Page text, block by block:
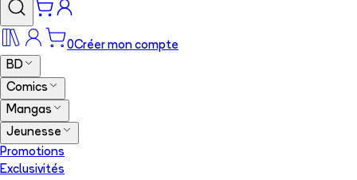
0Créer mon compte
BD
Comics
Mangas
Jeunesse
Promotions
Exclusivités